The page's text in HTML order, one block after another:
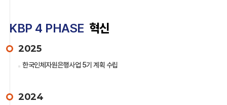
KBP 4 PHASE 혁신
2025
한국인체자원은행사업 5기 계획 수립
2024